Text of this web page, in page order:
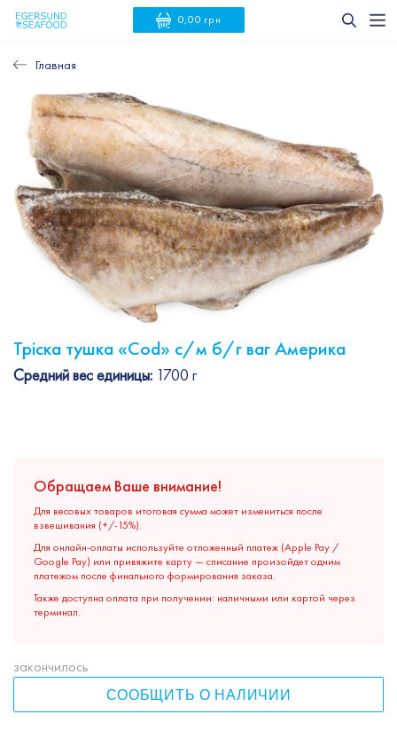
0,00 грн
Главная
Тріска тушка «Cod» с/м б/г ваг Америка
Средний вес единицы: 1700 г
Обращаем Ваше внимание!
Для весовых товаров итоговая сумма может измениться после
взвешивания (+/-15%).
Для онлайн-оплаты используйте отложенный платеж (Apple Pay /
Google Pay) или привяжите карту — списание произойдет одним
платежом после финального формирования заказа.
Также доступна оплата при получении: наличными или картой через
терминал.
закончилось
СООБЩИТЬ О НАЛИЧИИ